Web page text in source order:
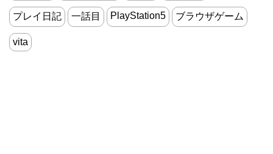
プレイ日記 一話目 PlayStation5 ブラウザゲーム
vita